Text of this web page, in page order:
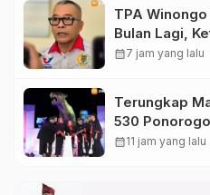
TPA
Bulan Lagi,
Desak
calendar_month7 jam yang lalu
Terungkap
530
calendar_month11 jam yang lalu